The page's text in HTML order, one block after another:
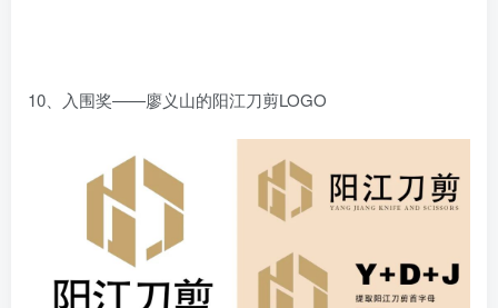
10、入围奖——廖义山的阳江刀剪LOGO